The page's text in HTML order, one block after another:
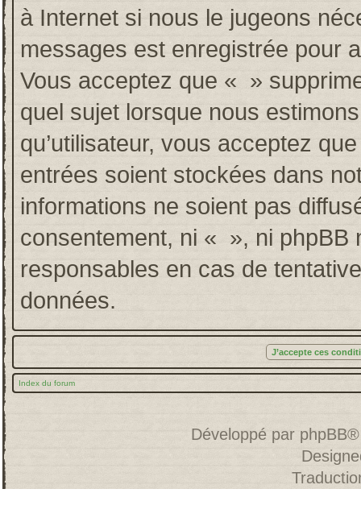
à Internet si nous le jugeons
messages est enregistrée pour
Vous acceptez que « »
quel sujet lorsque nous
qu’utilisateur, vous acceptez
entrées soient stockées dans
informations ne soient pas
consentement, ni « », ni phpBB
responsables en cas de
données.
Index du forum
Développé par phpBB®